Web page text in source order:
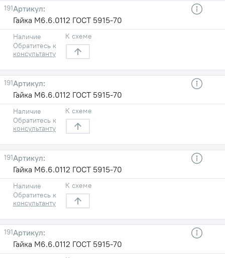
191
Гайка М6.6.0112 ГОСТ 5915-70
Наличие
Обратитесь к
консультанту
К схеме
191
Гайка М6.6.0112 ГОСТ 5915-70
Наличие
Обратитесь к
консультанту
К схеме
191
Гайка М6.6.0112 ГОСТ 5915-70
Наличие
Обратитесь к
консультанту
К схеме
191
Гайка М6.6.0112 ГОСТ 5915-70